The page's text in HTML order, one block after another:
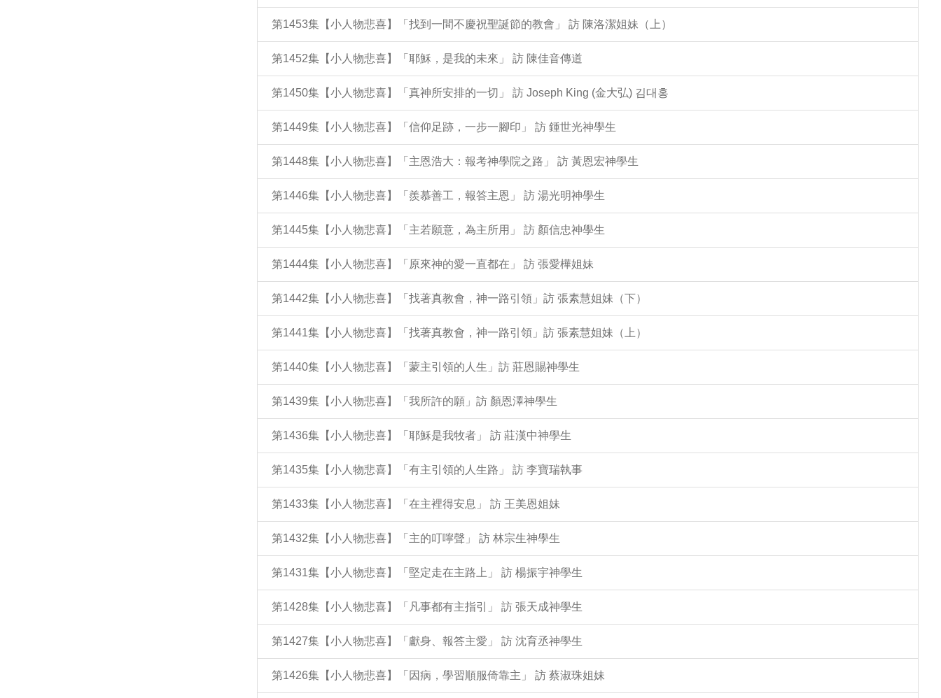
第1453集【小人物悲喜】「找到一間不慶祝聖誕節的教會」 訪 陳洛潔姐妹（上）
第1452集【小人物悲喜】「耶穌，是我的未來」 訪 陳佳音傳道
第1450集【小人物悲喜】「真神所安排的一切」 訪 Joseph King (金大弘) 김대홍
第1449集【小人物悲喜】「信仰足跡，一步一腳印」 訪 鍾世光神學生
第1448集【小人物悲喜】「主恩浩大：報考神學院之路」 訪 黃恩宏神學生
第1446集【小人物悲喜】「羨慕善工，報答主恩」 訪 湯光明神學生
第1445集【小人物悲喜】「主若願意，為主所用」 訪 顏信忠神學生
第1444集【小人物悲喜】「原來神的愛一直都在」 訪 張愛樺姐妹
第1442集【小人物悲喜】「找著真教會，神一路引領」訪 張素慧姐妹（下）
第1441集【小人物悲喜】「找著真教會，神一路引領」訪 張素慧姐妹（上）
第1440集【小人物悲喜】「蒙主引領的人生」訪 莊恩賜神學生
第1439集【小人物悲喜】「我所許的願」訪 顏恩澤神學生
第1436集【小人物悲喜】「耶穌是我牧者」 訪 莊漢中神學生
第1435集【小人物悲喜】「有主引領的人生路」 訪 李寶瑞執事
第1433集【小人物悲喜】「在主裡得安息」 訪 王美恩姐妹
第1432集【小人物悲喜】「主的叮嚀聲」 訪 林宗生神學生
第1431集【小人物悲喜】「堅定走在主路上」 訪 楊振宇神學生
第1428集【小人物悲喜】「凡事都有主指引」 訪 張天成神學生
第1427集【小人物悲喜】「獻身、報答主愛」 訪 沈育丞神學生
第1426集【小人物悲喜】「因病，學習順服倚靠主」 訪 蔡淑珠姐妹